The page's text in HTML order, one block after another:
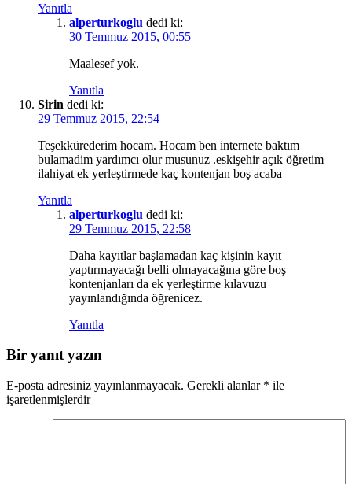
Yanıtla
alperturkoglu dedi ki:
30 Temmuz 2015, 00:55
Maalesef yok.
Yanıtla
Sirin dedi ki:
29 Temmuz 2015, 22:54
Teşekkürederim hocam. Hocam ben internete baktım
bulamadim yardımcı olur musunuz .eskişehir açık öğretim
ilahiyat ek yerleştirmede kaç kontenjan boş acaba
Yanıtla
alperturkoglu dedi ki:
29 Temmuz 2015, 22:58
Daha kayıtlar başlamadan kaç kişinin kayıt
yaptırmayacağı belli olmayacağına göre boş
kontenjanları da ek yerleştirme kılavuzu
yayınlandığında öğrenicez.
Yanıtla
Bir yanıt yazın
E-posta adresiniz yayınlanmayacak. Gerekli alanlar * ile
işaretlenmişlerdir